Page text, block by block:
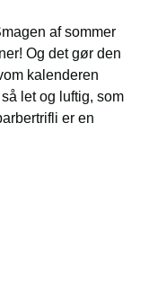
af sommer
Og det gør den
kalenderen
let og luftig, som
er en